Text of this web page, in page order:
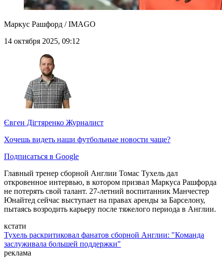
Маркус Рашфорд / IMAGO
14 октября 2025, 09:12
Євген Дігтяренко Журналист
Хочешь видеть наши футбольные новости чаще?
Подписаться в Google
Главный тренер сборной Англии Томас Тухель дал
откровенное интервью, в котором призвал Маркуса Рашфорда
не потерять свой талант. 27-летний воспитанник Манчестер
Юнайтед сейчас выступает на правах аренды за Барселону,
пытаясь возродить карьеру после тяжелого периода в Англии.
кстати
Тухель раскритиковал фанатов сборной Англии: "Команда
заслуживала большей поддержки"
реклама